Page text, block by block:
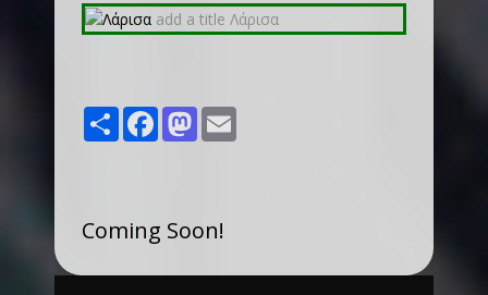
Share FacebookMastodon
Coming Soon!